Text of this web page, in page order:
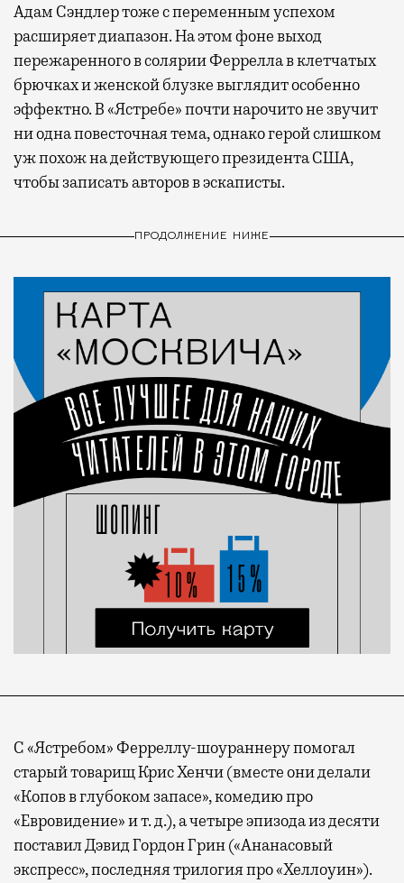
Адам Сэндлер тоже с переменным успехом
расширяет диапазон. На этом фоне выход
пережаренного в солярии Феррелла в клетчатых
брючках и женской блузке выглядит особенно
эффектно. В «Ястребе» почти нарочито не звучит
ни одна повесточная тема, однако герой слишком
уж похож на действующего президента США,
чтобы записать авторов в эскаписты.
ПРОДОЛЖЕНИЕ НИЖЕ
С «Ястребом» Ферреллу-шоураннеру помогал
старый товарищ Крис Хенчи (вместе они делали
«Копов в глубоком запасе», комедию про
«Евровидение» и т. д.), а четыре эпизода из десяти
поставил Дэвид Гордон Грин («Ананасовый
экспресс», последняя трилогия про «Хеллоуин»).